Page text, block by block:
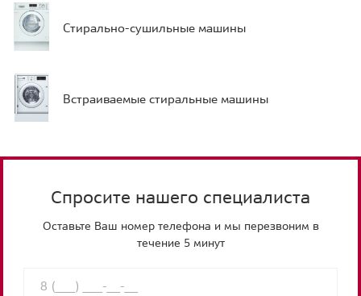
Стирально-сушильные машины
Встраиваемые стиральные машины
Спросите нашего специалиста
Оставьте Ваш номер телефона и мы перезвоним в
течение 5 минут